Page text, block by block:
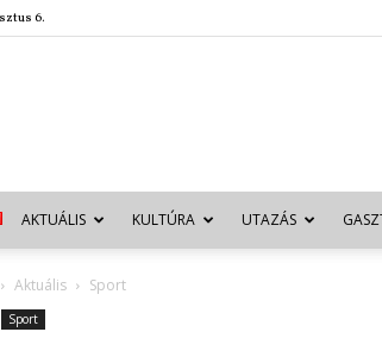
6.
AKTUÁLIS KULTÚRA UTAZÁS
Aktuális Sport
Sport